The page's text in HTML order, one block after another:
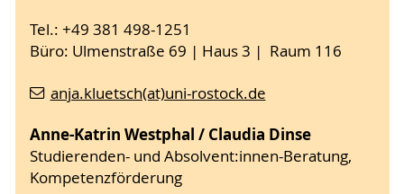
Tel.: +49 381 498-1251
Büro: Ulmenstraße 69 | Haus 3 | Raum 116
anja.kluetsch(at)uni-rostock.de
Anne-Katrin Westphal / Claudia Dinse
Studierenden- und Absolvent:innen-Beratung,
Kompetenzförderung